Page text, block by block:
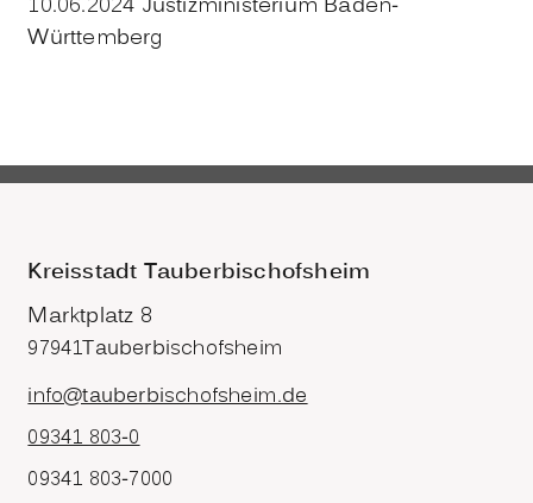
10.06.2024 Justizministerium Baden-
Württemberg
Kreisstadt Tauberbischofsheim
Marktplatz 8
97941Tauberbischofsheim
info@tauberbischofsheim.de
09341 803-0
09341 803-7000